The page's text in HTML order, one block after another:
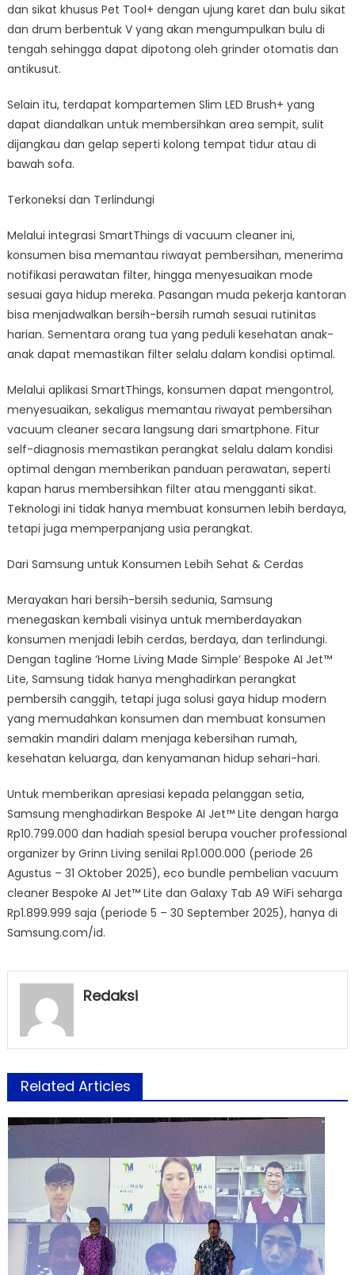
dan sikat khusus Pet Tool+ dengan ujung karet dan bulu sikat
dan drum berbentuk V yang akan mengumpulkan bulu di
tengah sehingga dapat dipotong oleh grinder otomatis dan
antikusut.
Selain itu, terdapat kompartemen Slim LED Brush+ yang
dapat diandalkan untuk membersihkan area sempit, sulit
dijangkau dan gelap seperti kolong tempat tidur atau di
bawah sofa.
Terkoneksi dan Terlindungi
Melalui integrasi SmartThings di vacuum cleaner ini,
konsumen bisa memantau riwayat pembersihan, menerima
notifikasi perawatan filter, hingga menyesuaikan mode
sesuai gaya hidup mereka. Pasangan muda pekerja kantoran
bisa menjadwalkan bersih-bersih rumah sesuai rutinitas
harian. Sementara orang tua yang peduli kesehatan anak-
anak dapat memastikan filter selalu dalam kondisi optimal.
Melalui aplikasi SmartThings, konsumen dapat mengontrol,
menyesuaikan, sekaligus memantau riwayat pembersihan
vacuum cleaner secara langsung dari smartphone. Fitur
self-diagnosis memastikan perangkat selalu dalam kondisi
optimal dengan memberikan panduan perawatan, seperti
kapan harus membersihkan filter atau mengganti sikat.
Teknologi ini tidak hanya membuat konsumen lebih berdaya,
tetapi juga memperpanjang usia perangkat.
Dari Samsung untuk Konsumen Lebih Sehat & Cerdas
Merayakan hari bersih-bersih sedunia, Samsung
menegaskan kembali visinya untuk memberdayakan
konsumen menjadi lebih cerdas, berdaya, dan terlindungi.
Dengan tagline ‘Home Living Made Simple’ Bespoke AI Jet™
Lite, Samsung tidak hanya menghadirkan perangkat
pembersih canggih, tetapi juga solusi gaya hidup modern
yang memudahkan konsumen dan membuat konsumen
semakin mandiri dalam menjaga kebersihan rumah,
kesehatan keluarga, dan kenyamanan hidup sehari-hari.
Untuk memberikan apresiasi kepada pelanggan setia,
Samsung menghadirkan Bespoke AI Jet™ Lite dengan harga
Rp10.799.000 dan hadiah spesial berupa voucher professional
organizer by Grinn Living senilai Rp1.000.000 (periode 26
Agustus – 31 Oktober 2025), eco bundle pembelian vacuum
cleaner Bespoke AI Jet™ Lite dan Galaxy Tab A9 WiFi seharga
Rp1.899.999 saja (periode 5 – 30 September 2025), hanya di
Samsung.com/id.
Redaksi
Related Articles